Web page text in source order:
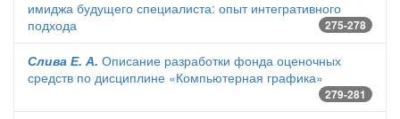
имиджа будущего специалиста: опыт интегративного
подхода
275-278
Слива Е. А. Описание разработки фонда оценочных
средств по дисциплине «Компьютерная графика»
279-281